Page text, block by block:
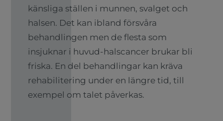
känsliga ställen i munnen, svalget och
halsen. Det kan ibland försvåra
behandlingen men de flesta som
insjuknar i huvud-halscancer brukar bli
friska. En del behandlingar kan kräva
rehabilitering under en längre tid, till
exempel om talet påverkas.